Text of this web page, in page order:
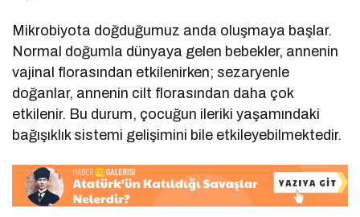
Mikrobiyota doğduğumuz anda oluşmaya başlar.
Normal doğumla dünyaya gelen bebekler, annenin
vajinal florasından etkilenirken; sezaryenle
doğanlar, annenin cilt florasından daha çok
etkilenir. Bu durum, çocuğun ileriki yaşamındaki
bağışıklık sistemi gelişimini bile etkileyebilmektedir.